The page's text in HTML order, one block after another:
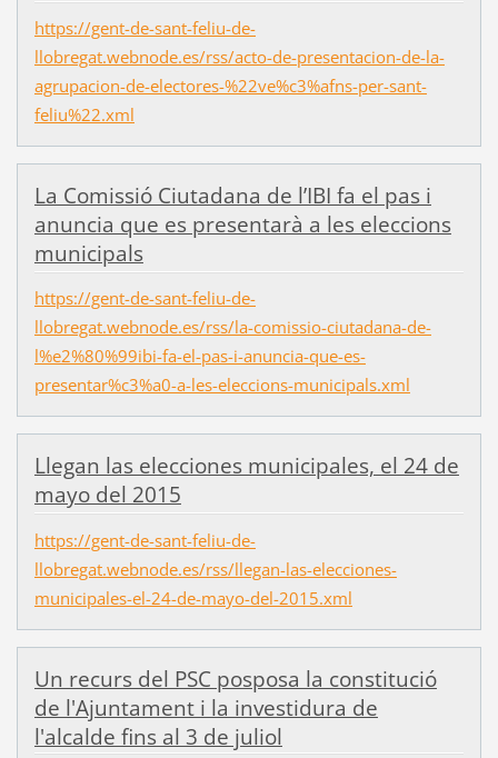
https://gent-de-sant-feliu-de-
llobregat.webnode.es/rss/acto-de-presentacion-de-la-
agrupacion-de-electores-%22ve%c3%afns-per-sant-
feliu%22.xml
La Comissió Ciutadana de l’IBI fa el pas i
anuncia que es presentarà a les eleccions
municipals
https://gent-de-sant-feliu-de-
llobregat.webnode.es/rss/la-comissio-ciutadana-de-
l%e2%80%99ibi-fa-el-pas-i-anuncia-que-es-
presentar%c3%a0-a-les-eleccions-municipals.xml
Llegan las elecciones municipales, el 24 de
mayo del 2015
https://gent-de-sant-feliu-de-
llobregat.webnode.es/rss/llegan-las-elecciones-
municipales-el-24-de-mayo-del-2015.xml
Un recurs del PSC posposa la constitució
de l'Ajuntament i la investidura de
l'alcalde fins al 3 de juliol